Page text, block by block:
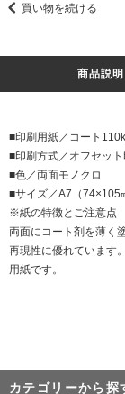
買い物を続ける
商品説明
■印刷用紙／コート
■印刷方式／オフセット
■色／両面モノクロ
■サイズ／A7（74×105
※紙の特徴とご注意点
両面にコート剤を薄く
再現性に優れています
用紙です。
カテゴリーから探